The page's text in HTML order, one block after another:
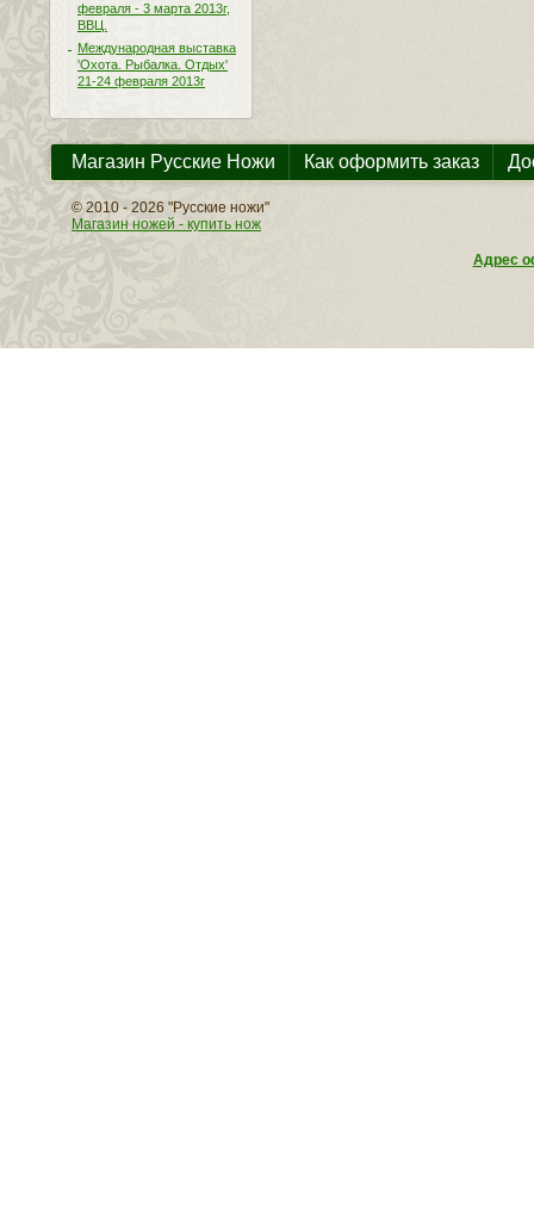
февраля - 3 марта 2013г,
ВВЦ.
Международная выставка
'Охота. Рыбалка. Отдых'
21-24 февраля 2013г
Магазин Русские Ножи Как оформить заказ
© 2010 - 2026 "Русские ножи"
Магазин ножей - купить нож
Адрес